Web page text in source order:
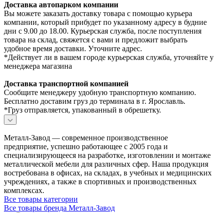
Доставка автопарком компании
Вы можете заказать доставку товара с помощью курьера
компании, который прибудет по указанному адресу в будние
дни с 9.00 до 18.00. Курьерская служба, после поступления
товара на склад, свяжется с вами и предложит выбрать
удобное время доставки. Уточните адрес.
*Действует ли в вашем городе курьерская служба, уточняйте у
менеджера магазина
Доставка транспортной компанией
Сообщите менеджеру удобную транспортную компанию.
Бесплатно доставим груз до терминала в г. Ярославль.
*Груз отправляется, упакованный в обрешетку.
Металл-Завод — современное производственное
предприятие, успешно работающее с 2005 года и
специализирующееся на разработке, изготовлении и монтаже
металлической мебели для различных сфер. Наша продукция
востребована в офисах, на складах, в учебных и медицинских
учреждениях, а также в спортивных и производственных
комплексах.
Все товары категории
Все товары бренда Металл-Завод